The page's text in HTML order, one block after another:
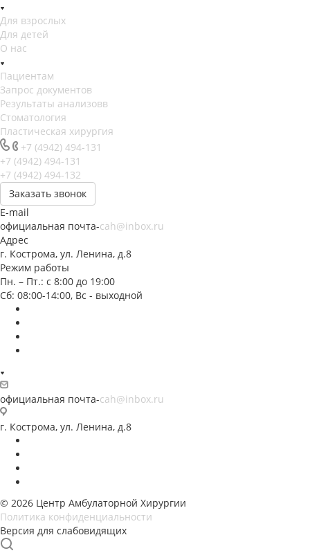
Для взрослых
Для детей
О нас
Пациентам
Запрос документов
Результаты анализовв
Стоматология
Пластическая хирургия
+7 (4942) 494-131
+7 (4942) 494-131
+7 (4942) 494-132
Заказать звонок
E-mail
официальная почта-cah@inbox.ru
Адрес
г. Кострома, ул. Ленина, д.8
Режим работы
Пн. – Пт.: с 8:00 до 19:00
Сб: 08:00-14:00, Вс - выходной
официальная почта-cah@inbox.ru
г. Кострома, ул. Ленина, д.8
© 2026 Центр Амбулаторной Хирургии
Политика конфиденциальности
Версия для слабовидящих